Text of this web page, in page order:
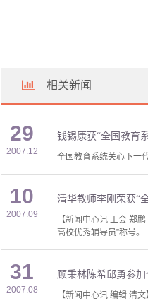
相关新闻
29
2007.12
钱锡康获“全国教育
全国教育系统关心下一
10
2007.09
清华教师李刚荣获“
【新闻中心讯 工会 郑
高校优秀辅导员”称号。
31
2007.08
顾秉林陈希邱勇参
【新闻中心讯 编辑 清